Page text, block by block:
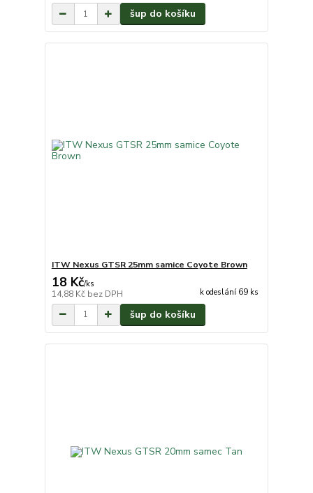
šup do košíku
ITW Nexus GTSR 25mm samice Coyote Brown
18 Kč/ks
14,88 Kč bez DPH k odeslání 69 ks
šup do košíku